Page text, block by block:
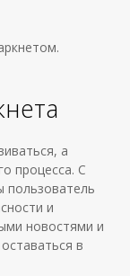
а
процесса. С
и
новостями и
в